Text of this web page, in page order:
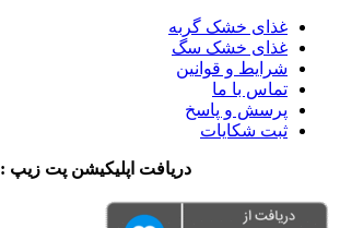
غذای خشک گربه
غذای خشک سگ
شرایط و قوانین
تماس با ما
پرسش و پاسخ
ثبت شکایات
دریافت اپلیکیشن پت زیپ :